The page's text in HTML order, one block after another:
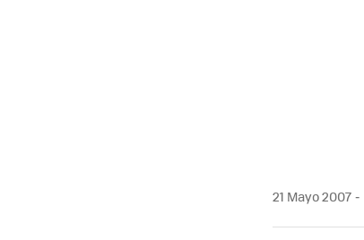
21 Mayo 2007